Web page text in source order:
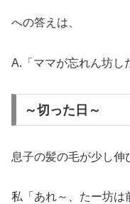
への答えは、
A.「ママが忘れん坊し
～切った日～
息子の髪の毛が少し伸
私「あれ～、たー坊は